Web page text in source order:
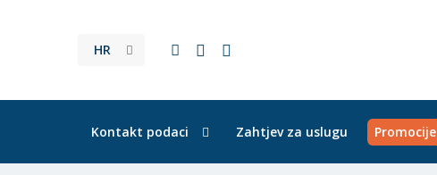
HR
Kontakt podaci Zahtjev za uslugu Promocije